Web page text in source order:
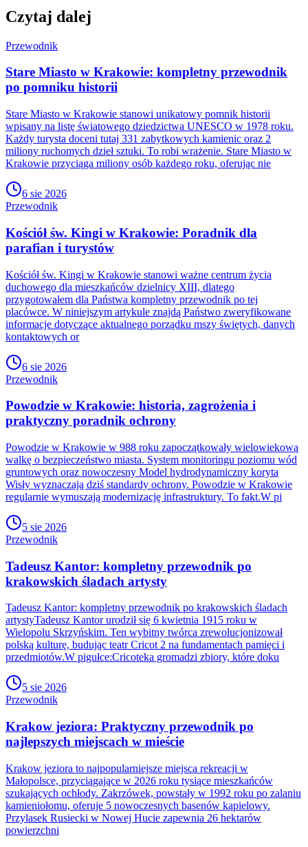
Czytaj dalej
Przewodnik
Stare Miasto w Krakowie: kompletny przewodnik
po pomniku historii
Stare Miasto w Krakowie stanowi unikatowy pomnik historii
wpisany na listę światowego dziedzictwa UNESCO w 1978 roku.
Każdy turysta doceni tutaj 331 zabytkowych kamienic oraz 2
miliony ruchomych dzieł sztuki. To robi wrażenie. Stare Miasto w
Krakowie przyciąga miliony osób każdego roku, oferując nie
6 sie 2026
Przewodnik
Kościół św. Kingi w Krakowie: Poradnik dla
parafian i turystów
Kościół św. Kingi w Krakowie stanowi ważne centrum życia
duchowego dla mieszkańców dzielnicy XIII, dlatego
przygotowałem dla Państwa kompletny przewodnik po tej
placówce. W niniejszym artykule znajdą Państwo zweryfikowane
informacje dotyczące aktualnego porządku mszy świętych, danych
kontaktowych or
6 sie 2026
Przewodnik
Powodzie w Krakowie: historia, zagrożenia i
praktyczny poradnik ochrony
Powodzie w Krakowie w 988 roku zapoczątkowały wielowiekową
walkę o bezpieczeństwo miasta. System monitoringu poziomu wód
gruntowych oraz nowoczesny Model hydrodynamiczny koryta
Wisły wyznaczają dziś standardy ochrony. Powodzie w Krakowie
regularnie wymuszają modernizację infrastruktury. To fakt.W pi
5 sie 2026
Przewodnik
Tadeusz Kantor: kompletny przewodnik po
krakowskich śladach artysty
Tadeusz Kantor: kompletny przewodnik po krakowskich śladach
artystyTadeusz Kantor urodził się 6 kwietnia 1915 roku w
Wielopolu Skrzyńskim. Ten wybitny twórca zrewolucjonizował
polską kulturę, budując teatr Cricot 2 na fundamentach pamięci i
przedmiotów.W pigułce:Cricoteka gromadzi zbiory, które doku
5 sie 2026
Przewodnik
Krakow jeziora: Praktyczny przewodnik po
najlepszych miejscach w mieście
Krakow jeziora to najpopularniejsze miejsca rekreacji w
Małopolsce, przyciągające w 2026 roku tysiące mieszkańców
szukających ochłody. Zakrzówek, powstały w 1992 roku po zalaniu
kamieniołomu, oferuje 5 nowoczesnych basenów kąpielowy.
Przylasek Rusiecki w Nowej Hucie zapewnia 26 hektarów
powierzchni